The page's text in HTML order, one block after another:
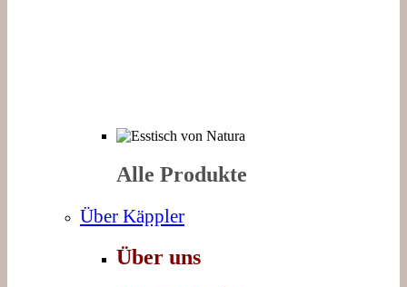
Alle Produkte
Über Käppler
Über uns